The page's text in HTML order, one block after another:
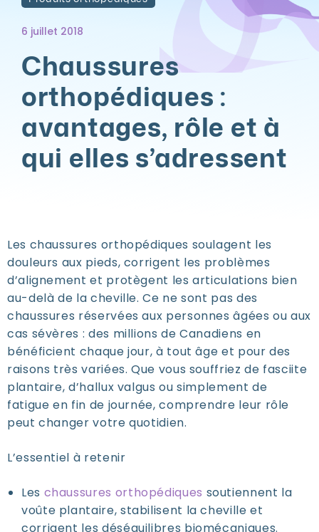
6 juillet 2018
Chaussures
orthopédiques :
avantages, rôle et à
qui elles s’adressent
Les chaussures orthopédiques soulagent les
douleurs aux pieds, corrigent les problèmes
d’alignement et protègent les articulations bien
au-delà de la cheville. Ce ne sont pas des
chaussures réservées aux personnes âgées ou aux
cas sévères : des millions de Canadiens en
bénéficient chaque jour, à tout âge et pour des
raisons très variées. Que vous souffriez de fasciite
plantaire, d’hallux valgus ou simplement de
fatigue en fin de journée, comprendre leur rôle
peut changer votre quotidien.
L’essentiel à retenir
Les chaussures orthopédiques soutiennent la
voûte plantaire, stabilisent la cheville et
corrigent les déséquilibres biomécaniques.